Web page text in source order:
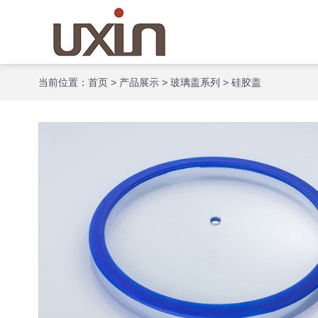
当前位置： 首页> 产品展示> 玻璃盖系列 > 硅胶盖